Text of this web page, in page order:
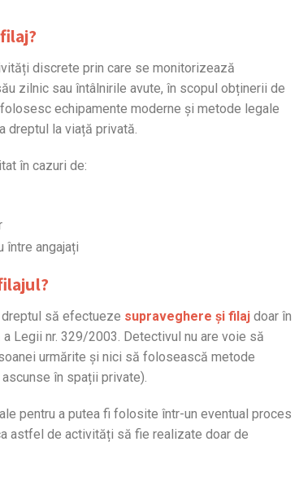
?
discrete prin care se monitorizează
zilnic sau întâlnirile avute, în scopul obținerii de
echipamente moderne și metode legale
dreptul la viață privată.
în cazuri de:
între angajați
?
dreptul să efectueze supraveghere și filaj doar în
Legii nr. 329/2003. Detectivul nu are voie să
urmărite și nici să folosească metode
în spații private).
pentru a putea fi folosite într-un eventual proces
astfel de activități să fie realizate doar de